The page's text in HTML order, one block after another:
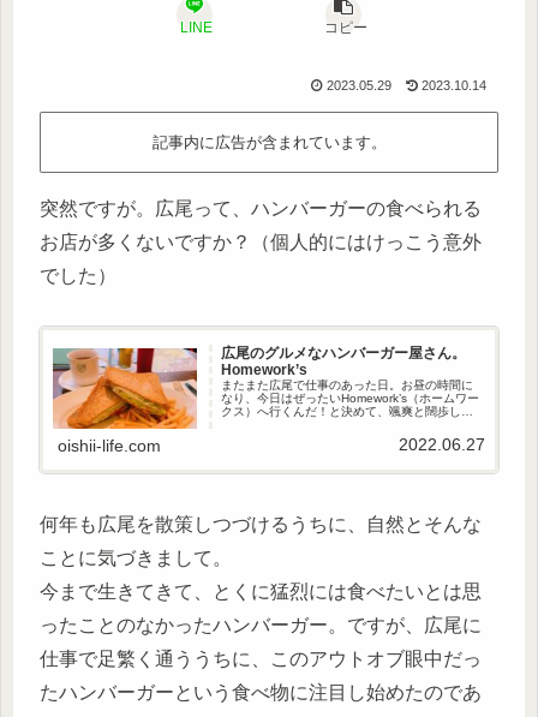
LINE コピー
2023.05.29 2023.10.14
記事内に広告が含まれています。
突然ですが。広尾って、ハンバーガーの食べられる
お店が多くないですか？（個人的にはけっこう意外
でした）
広尾のグルメなハンバーガー屋さん。
Homework’s
またまた広尾で仕事のあった日。お昼の時間に
なり、今日はぜったいHomework’s（ホームワー
クス）へ行くんだ！と決めて、颯爽と闊歩して
けで。別の日にリベンジで再訪しました。あり
oishii-life.com 2022.06.27
何年も広尾を散策しつづけるうちに、自然とそんな
ことに気づきまして。
今まで生きてきて、とくに猛烈には食べたいとは思
ったことのなかったハンバーガー。ですが、広尾に
仕事で足繁く通ううちに、このアウトオブ眼中だっ
たハンバーガーという食べ物に注目し始めたのであ